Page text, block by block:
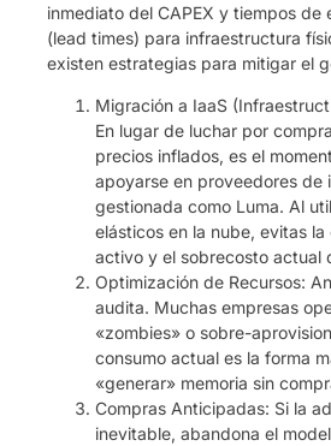
inmediato del CAPEX y tiempos de
(lead times) para infraestructura
existen estrategias para mitigar el
Migración a IaaS
En lugar de luchar por
precios inflados, es el
apoyarse en proveedores de
gestionada como Luma. Al
elásticos en la nube, evitas
activo y el sobrecosto actual
Optimización de Recursos:
audita. Muchas empresas
«zombies» o sobre-
consumo actual es la forma
«generar» memoria sin
Compras Anticipadas: Si la
inevitable, abandona el